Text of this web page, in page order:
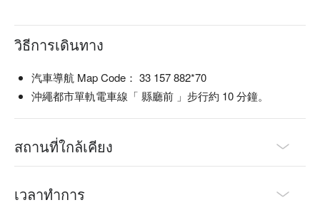
皆さんもぜひ沖縄で琉装体験してみてください！
วิธีการเดินทาง
汽車導航 Map Code： 33 157 882*70
沖繩都市單軌電車線「 縣廳前 」步行約 10 分鐘。
สถานที่ใกล้เคียง
เวลาทำการ